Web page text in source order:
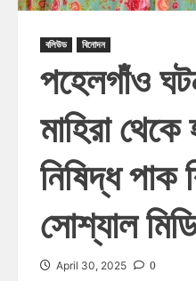
বলিউড বিনোদন
পহেলগাঁও
মাহিরা থেকে
নিষিদ্ধ পাক
সোশ্যাল
April 30, 2025 0